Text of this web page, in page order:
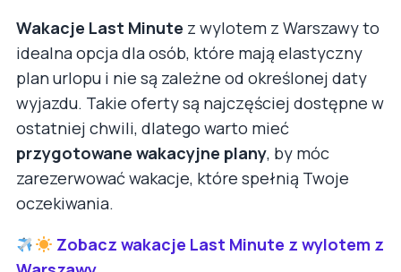
Wakacje Last Minute z wylotem z Warszawy to
idealna opcja dla osób, które mają elastyczny
plan urlopu i nie są zależne od określonej daty
wyjazdu. Takie oferty są najczęściej dostępne w
ostatniej chwili, dlatego warto mieć
przygotowane wakacyjne plany, by móc
zarezerwować wakacje, które spełnią Twoje
oczekiwania.
Zobacz wakacje Last Minute z wylotem z